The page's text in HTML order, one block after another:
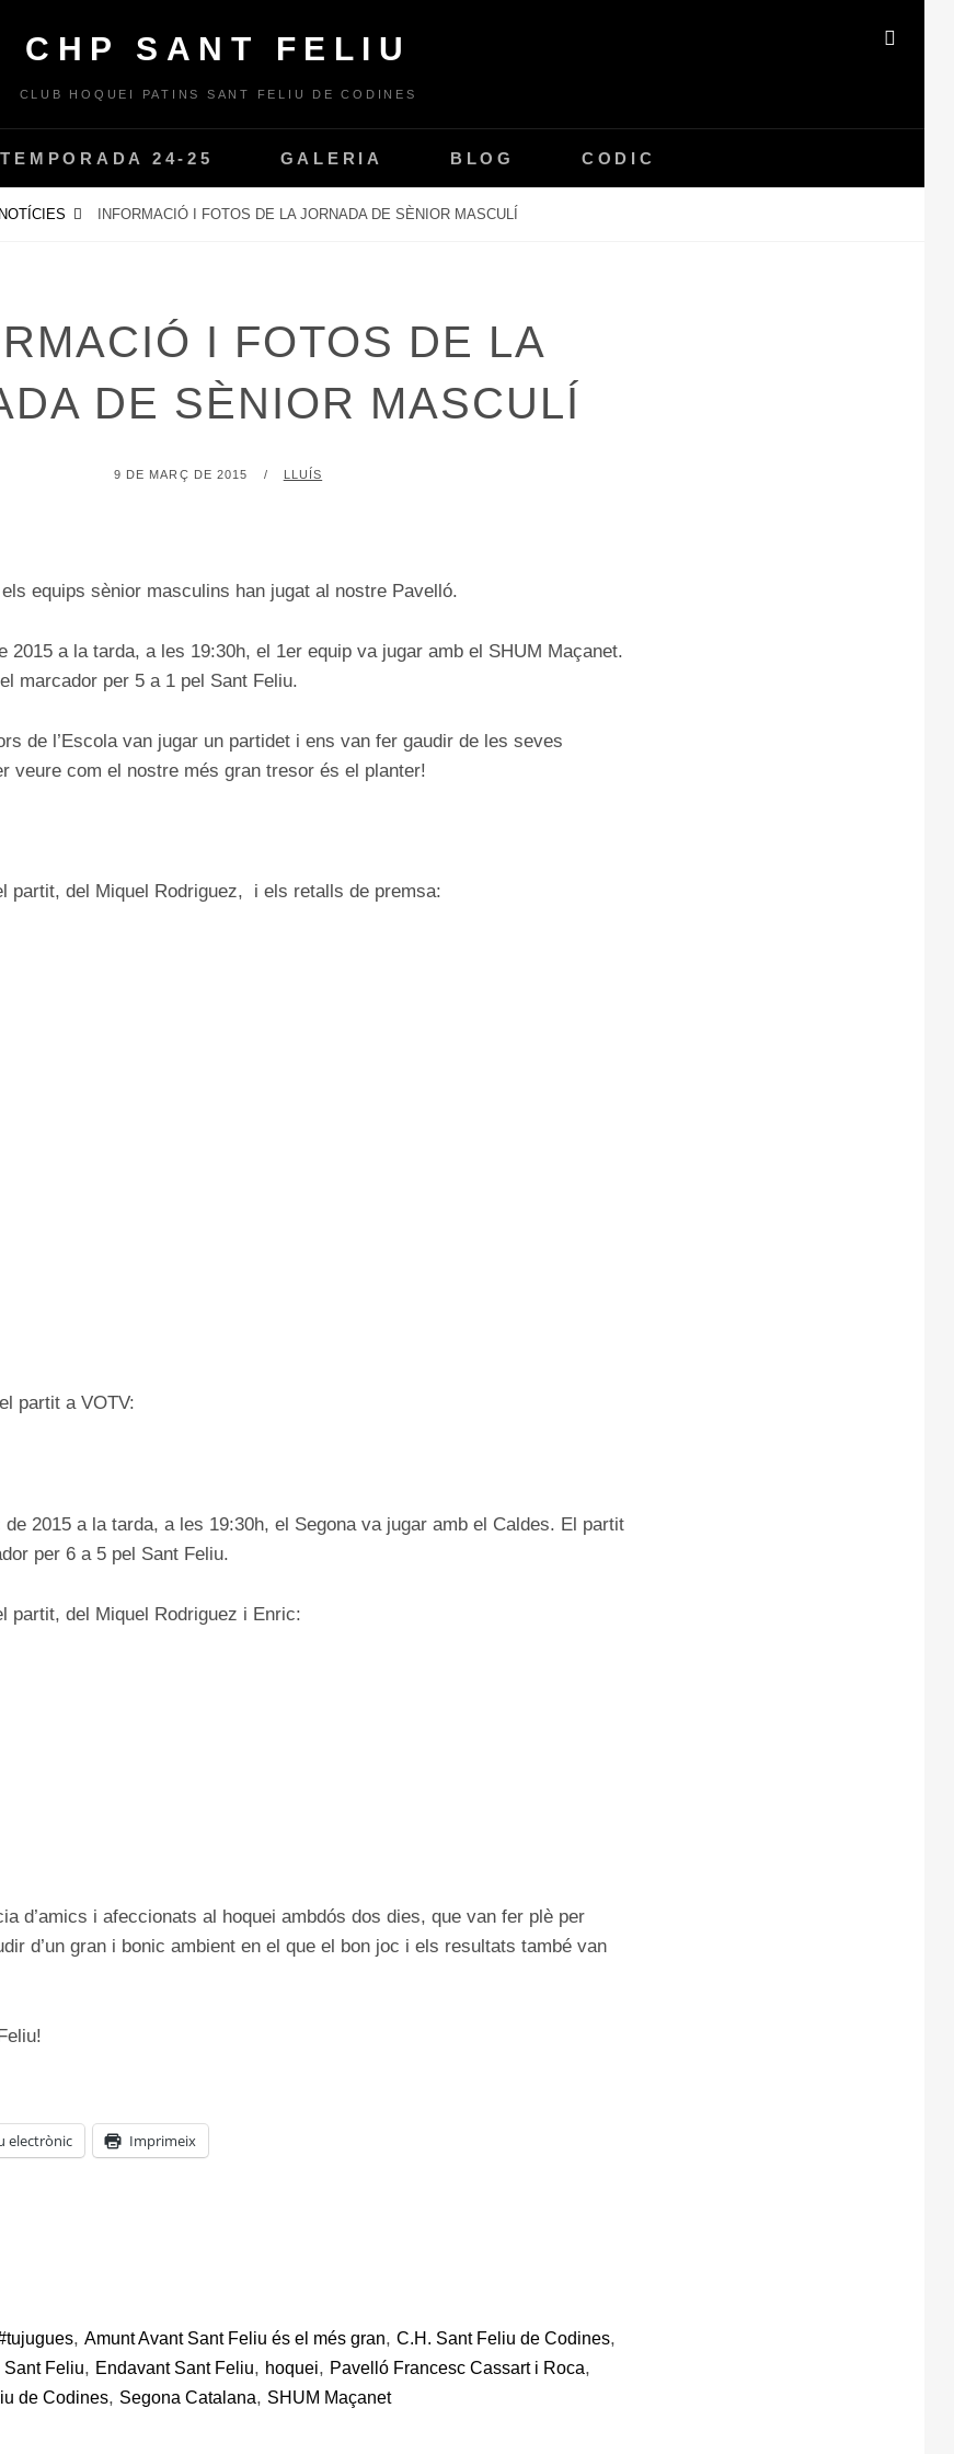
CHP SANT FELIU
CLUB HOQUEI PATINS SANT FELIU DE CODINES
24-25 GALERIA BLOG CODIC
NOTÍCIES INFORMACIÓ I FOTOS DE LA JORNADA DE SÈNIOR MASCULÍ
I FOTOS DE LA
DE SÈNIOR MASCULÍ
POSTED
9 DE MARÇ DE 2015 BY
LLUÍS
equips sènior masculins han jugat al nostre Pavelló.
2015 a la tarda, a les 19:30h, el 1er equip va jugar amb el SHUM Maçanet.
marcador per 5 a 1 pel Sant Feliu.
de l’Escola van jugar un partidet i ens van fer gaudir de les seves
veure com el nostre més gran tresor és el planter!
partit, del Miquel Rodriguez, i els retalls de premsa:
partit a VOTV:
de 2015 a la tarda, a les 19:30h, el Segona va jugar amb el Caldes. El partit
per 6 a 5 pel Sant Feliu.
partit, del Miquel Rodriguez i Enric:
d’amics i afeccionats al hoquei ambdós dos dies, que van fer plè per
d’un gran i bonic ambient en el que el bon joc i els resultats també van
electrònic Imprimeix
, Amunt Avant Sant Feliu és el més gran, C.H. Sant Feliu de Codines,
Feliu, Endavant Sant Feliu, hoquei, Pavelló Francesc Cassart i Roca,
de Codines, Segona Catalana, SHUM Maçanet